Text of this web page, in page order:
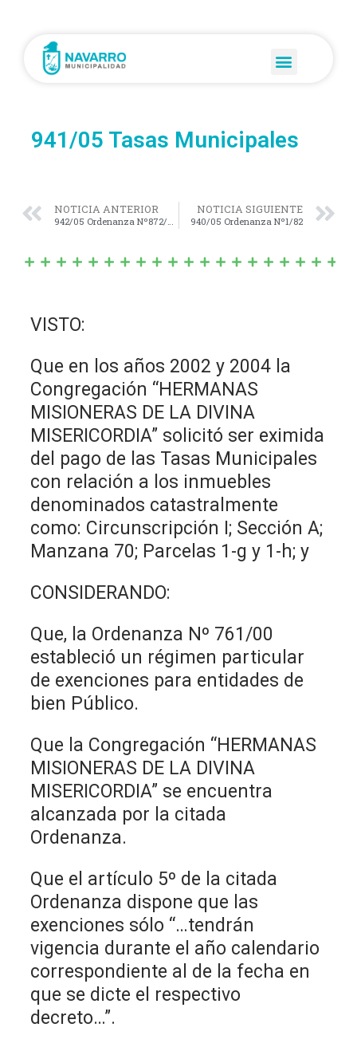
941/05 Tasas Municipales
NOTICIA ANTERIOR
942/05 Ordenanza Nº872/03
NOTICIA SIGUIENTE
940/05 Ordenanza Nº1/82
VISTO:
Que en los años 2002 y 2004 la
Congregación “HERMANAS
MISIONERAS DE LA DIVINA
MISERICORDIA” solicitó ser eximida
del pago de las Tasas Municipales
con relación a los inmuebles
denominados catastralmente
como: Circunscripción I; Sección A;
Manzana 70; Parcelas 1-g y 1-h; y
CONSIDERANDO:
Que, la Ordenanza Nº 761/00
estableció un régimen particular
de exenciones para entidades de
bien Público.
Que la Congregación “HERMANAS
MISIONERAS DE LA DIVINA
MISERICORDIA” se encuentra
alcanzada por la citada
Ordenanza.
Que el artículo 5º de la citada
Ordenanza dispone que las
exenciones sólo “…tendrán
vigencia durante el año calendario
correspondiente al de la fecha en
que se dicte el respectivo
decreto…”.